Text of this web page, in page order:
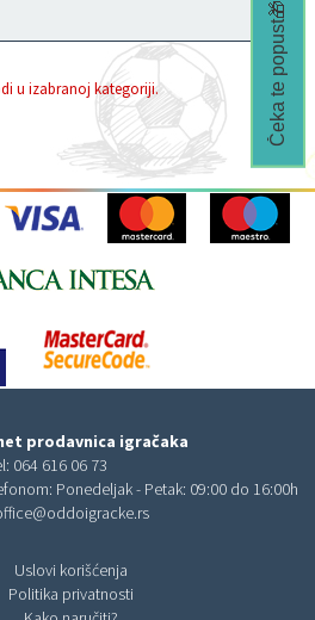
u izabranoj kategoriji.
prodavnica igračaka
064 616 06 73
Ponedeljak - Petak: 09:00 do 16:00h
Uslovi korišćenja
Politika privatnosti
Čeka te popust🎁